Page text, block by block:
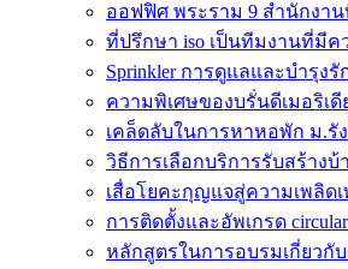
ออฟฟิศ พระราม 9 สำนักงา
ที่ปรึกษา iso เป็นทีมงานที่มีค
Sprinkler การดูแลและบำรุงรั
ความพิเศษของบรั่นดีเมอริเดี
เคล็ดลับในการหาหอพัก ม.รั
วิธีการเลือกบริการรับสร้าง
เสื่อโยคะกุญแจสู่ความเพลิ
การติดตั้งและอัพเกรด circular
หลักสูตรในการอบรมเกี่ยวกั